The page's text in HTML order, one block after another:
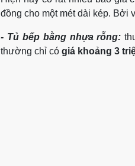
đồng cho một mét dài kép. Bởi
- Tủ bếp bằng nhựa rỗng:
thường chỉ có giá khoảng 3